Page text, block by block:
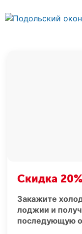
Скидка
Закажите
лоджии и
последующую